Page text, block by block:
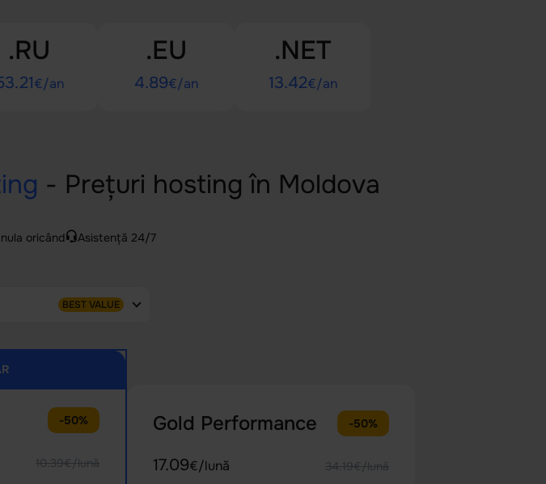
.RU
€/an
.EU
4.89€/an
.NET
13.42€/an
- Prețuri hosting în Moldova
oricând Asistență 24/7
BEST VALUE
-50%
10.39€/lună
Gold Performance -50%
17.09€/lună 34.19€/lună